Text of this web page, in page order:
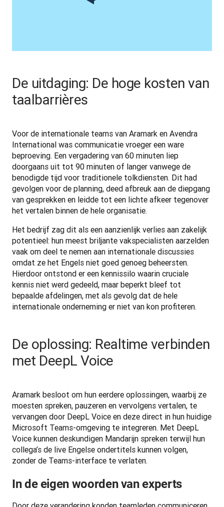
De uitdaging: De hoge kosten van
taalbarrières
Voor de internationale teams van Aramark en Avendra
International was communicatie vroeger een ware
beproeving. Een vergadering van 60 minuten liep
doorgaans uit tot 90 minuten of langer vanwege de
benodigde tijd voor traditionele tolkdiensten. Dit had
gevolgen voor de planning, deed afbreuk aan de diepgang
van gesprekken en leidde tot een lichte afkeer tegenover
het vertalen binnen de hele organisatie.
Het bedrijf zag dit als een aanzienlijk verlies aan zakelijk
potentieel: hun meest briljante vakspecialisten aarzelden
vaak om deel te nemen aan internationale discussies
omdat ze het Engels niet goed genoeg beheersten.
Hierdoor ontstond er een kennissilo waarin cruciale
kennis niet werd gedeeld, maar beperkt bleef tot
bepaalde afdelingen, met als gevolg dat de hele
internationale onderneming er niet van kon profiteren.
De oplossing: Realtime verbinden
met DeepL Voice
Aramark besloot om hun eerdere oplossingen, waarbij ze
moesten spreken, pauzeren en vervolgens vertalen, te
vervangen door DeepL Voice en deze direct in hun huidige
Microsoft Teams-omgeving te integreren. Met DeepL
Voice kunnen deskundigen Mandarijn spreken terwijl hun
collega’s de live Engelse ondertitels kunnen volgen,
zonder de Teams-interface te verlaten.
In de eigen woorden van experts